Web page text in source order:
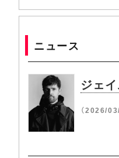
ニュース
ジェ
（2026/